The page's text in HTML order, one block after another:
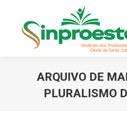
ARQUIVO DE
PLURALISMO